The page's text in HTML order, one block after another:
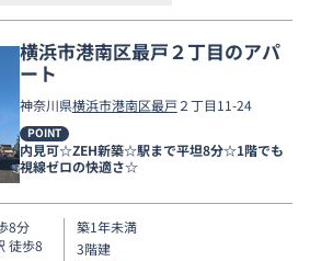
横浜市港南区最戸２丁目のアパ
ート
神奈川県横浜市港南区最戸２丁目11-24
POINT
内見可☆ZEH新築☆駅まで平坦8分☆1階でも
視線ゼロの快適さ☆
8分
徒歩8
築1年未満
3階建